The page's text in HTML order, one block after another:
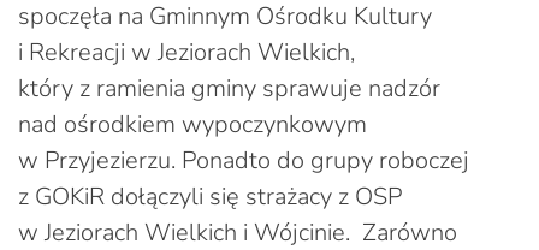
spoczęła na Gminnym Ośrodku Kultury
i Rekreacji w Jeziorach Wielkich,
który z ramienia gminy sprawuje nadzór
nad ośrodkiem wypoczynkowym
w Przyjezierzu. Ponadto do grupy roboczej
z GOKiR dołączyli się strażacy z OSP
w Jeziorach Wielkich i Wójcinie. Zarówno